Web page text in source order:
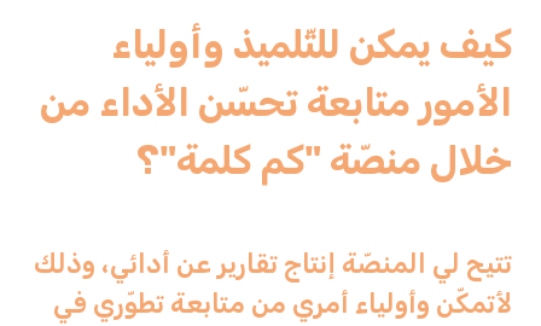
كيف يمكن للتّلميذ وأولياء
الأمور متابعة تحسّن الأداء من
خلال منصّة "كم كلمة"؟
تتيح لي المنصّة إنتاج تقارير عن أدائي، وذلك
لأتمكّن وأولياء أمري من متابعة تطوّري في